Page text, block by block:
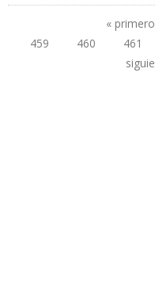
HIDROCARBUROS
Páginas
« primero
459
460 461